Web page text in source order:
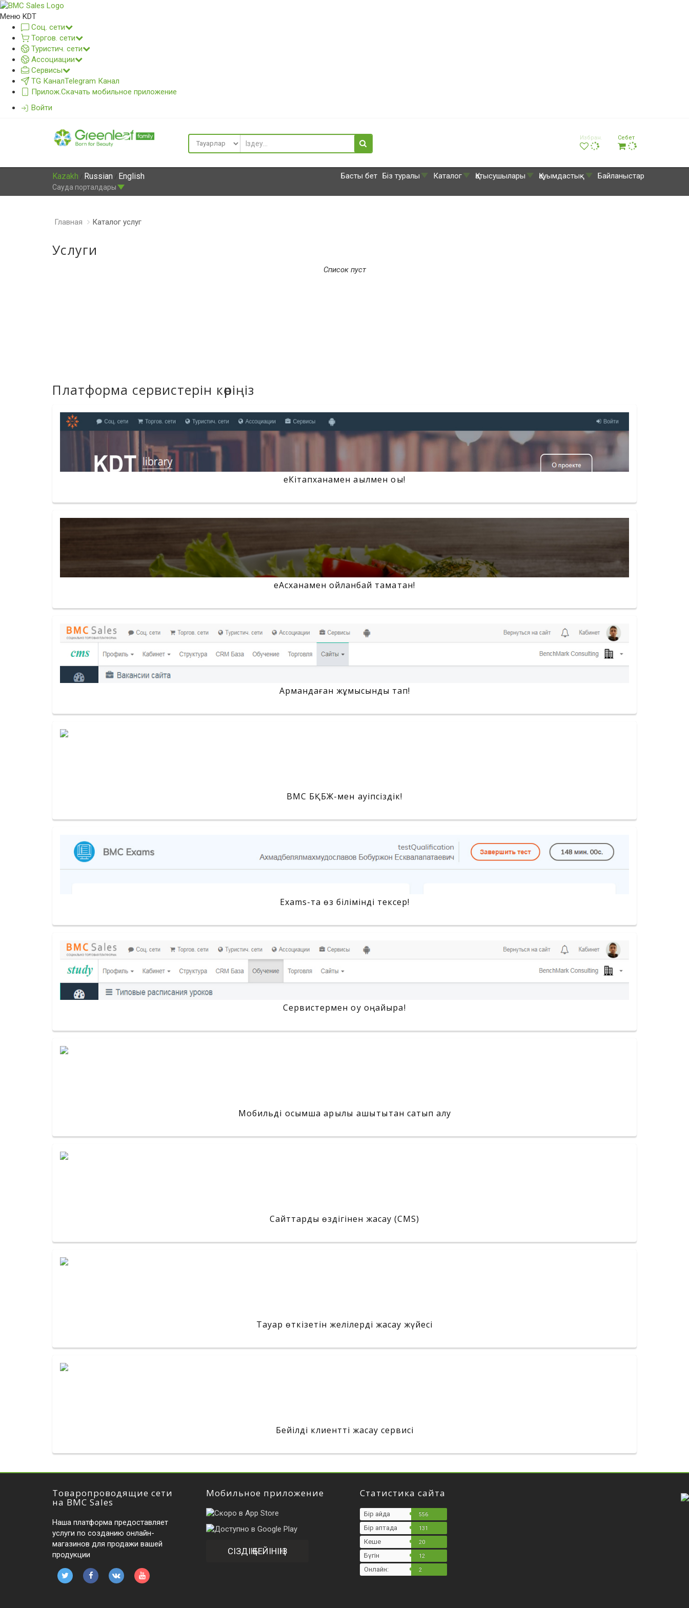
Меню KDT
Соц. сети
Торгов. сети
Туристич. сети
Ассоциации
Сервисы
TG КаналTelegram Канал
Прилож.Скачать мобильное приложение
Войти
Избран. Себет
Kazakh / Russian / English
Сауда порталдары
Басты бет Біз туралы Каталог Қатысушылары Қауымдастық Байланыстар
Главная Каталог услуг
Услуги
Список пуст
Платформа сервистерін көріңіз
еКітапханамен ақылмен оқы!
еАсханамен ойланбай тамақтан!
Армандаған жұмысынды тап!
BMC БҚБЖ-мен қауіпсіздік!
Exams-та өз білімінді тексер!
Сервистермен оқу оңайырақ!
Мобильді қосымша арқылы қашықтықтан сатып алу
Сайттарды өздігінен жасау (CMS)
Тауар өткізетін желілерді жасау жүйесі
Бейілді клиентті жасау сервисі
Товаропроводящие сети
на BMC Sales
Наша платформа предоставляет
услуги по созданию онлайн-
магазинов для продажи вашей
продукции
Мобильное приложение
СІЗДІҢ БЕЙІНІҢІЗ
Статистика сайта
Бір айда 556
Бір аптада 131
Кеше 20
Бүгін 12
Онлайн: 2